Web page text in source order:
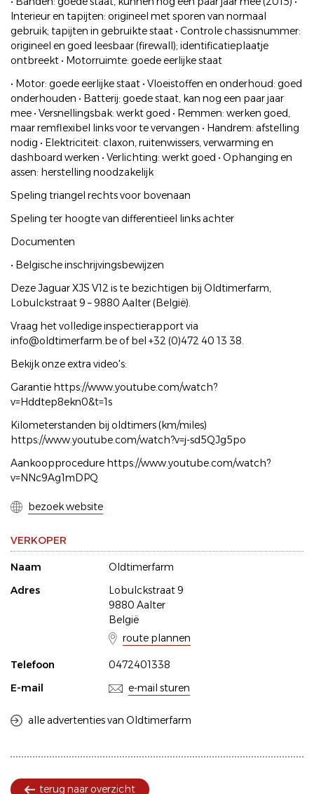
Interieur en tapijten: origineel met sporen van normaal
gebruik; tapijten in gebruikte staat • Controle chassisnummer:
origineel en goed leesbaar (firewall); identificatieplaatje
ontbreekt • Motorruimte: goede eerlijke staat
• Motor: goede eerlijke staat • Vloeistoffen en onderhoud: goed
onderhouden • Batterij: goede staat, kan nog een paar jaar
mee • Versnellingsbak: werkt goed • Remmen: werken goed,
maar remflexibel links voor te vervangen • Handrem: afstelling
nodig • Elektriciteit: claxon, ruitenwissers, verwarming en
dashboard werken • Verlichting: werkt goed • Ophanging en
assen: herstelling noodzakelijk
Speling triangel rechts voor bovenaan
Speling ter hoogte van differentieel links achter
Documenten
• Belgische inschrijvingsbewijzen
Deze Jaguar XJS V12 is te bezichtigen bij Oldtimerfarm,
Lobulckstraat 9 – 9880 Aalter (België).
Vraag het volledige inspectierapport via
info@oldtimerfarm.be of bel +32 (0)472 40 13 38.
Bekijk onze extra video's:
Garantie https://www.youtube.com/watch?
v=Hddtep8ekn0&t=1s
Kilometerstanden bij oldtimers (km/miles)
https://www.youtube.com/watch?v=j-sd5QJg5po
Aankoopprocedure https://www.youtube.com/watch?
v=NNc9Ag1mDPQ
bezoek website
VERKOPER
Naam
Oldtimerfarm
Adres
Lobulckstraat 9
9880 Aalter
België
route plannen
Telefoon
0472401338
E-mail
e-mail sturen
alle advertenties van Oldtimerfarm
terug naar overzicht